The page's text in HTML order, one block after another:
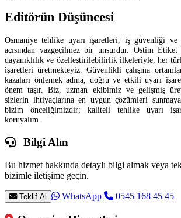
Editörün Düşüncesi
Osmaniye tehlike uyarı işaretleri, iş güvenliği ve
açısından vazgeçilmez bir unsurdur. Ostim
dayanıklılık ve özelleştirilebilirlik ilkeleriyle, her
işaretleri üretmekteyiz. Güvenlikli çalışma
kazaları önlemek adına, doğru ve etkili uyarı
önem taşır. Biz, uzman ekibimiz ve gelişmiş
sizlerin ihtiyaçlarına en uygun çözümleri
bizim önceliğimizdir; kaliteli tehlike uyarı
koruyalım.
Bilgi Alın
Bu hizmet hakkında detaylı bilgi almak veya
bizimle iletişime geçin.
Teklif Al WhatsApp 0545 168 45 45